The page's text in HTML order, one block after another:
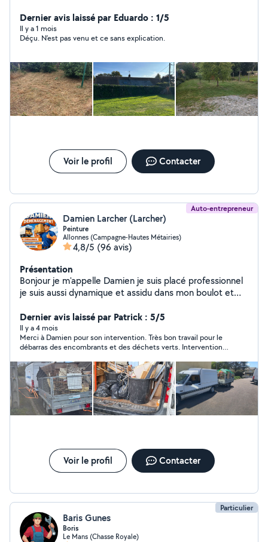
Dernier avis laissé par Eduardo : 1/5
Il y a 1 mois
Déçu. N’est pas venu et ce sans explication.
Voir le profil Contacter
Auto-entrepreneur
Damien Larcher (Larcher)
Peinture
Allonnes (Campagne-Hautes Métairies)
4,8/5 (96 avis)
Présentation
Bonjour je m'appelle Damien je suis placé professionnel
je suis aussi dynamique et assidu dans mon boulot et
Dernier avis laissé par Patrick : 5/5
Il y a 4 mois
Merci à Damien pour son intervention. Très bon travail pour le
débarras des encombrants et des déchets verts. Intervention
passage. Personne sérieuse et agréable, je recommande sans
hésitation.
Voir le profil Contacter
Particulier
Baris Gunes
Boris
Le Mans (Chasse Royale)